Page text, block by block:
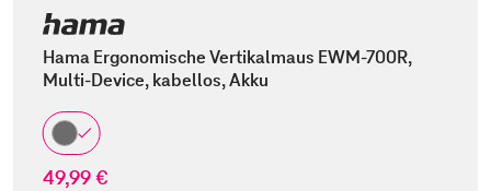
Hama Ergonomische Vertikalmaus EWM-700R,
Multi-Device, kabellos, Akku
49,99 €